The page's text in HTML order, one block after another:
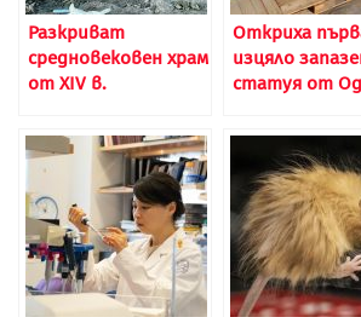
Разкриват
средновековен храм
от XIV в.
Откриха
изцяло
статуя от